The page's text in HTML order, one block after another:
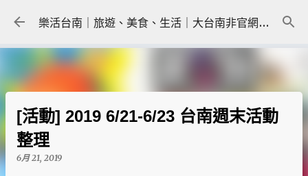
跳到主要內容 樂活台南｜旅遊、美食、生活｜大台南非官網｜tainanlohas.cc
[活動] 2019 6/21-6/23 台南週末活動
整理
6月 21, 2019